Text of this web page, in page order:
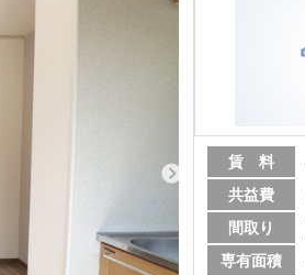
賃 料
共益費
間取り
専有面積